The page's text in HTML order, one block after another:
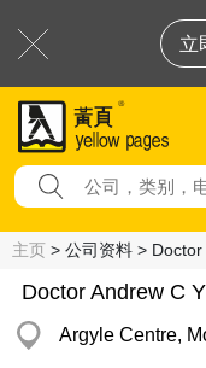
立
主页 > 公司资料 >
Doctor Andrew C
Argyle Centre,